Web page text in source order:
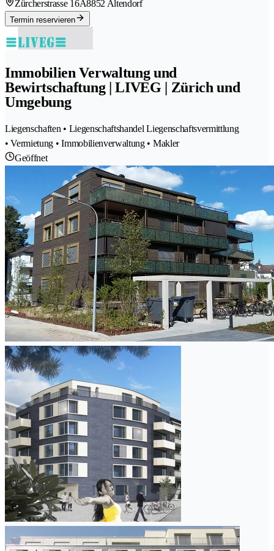
Zürcherstrasse 16A8852 Altendorf
Termin reservieren
Immobilien Verwaltung und
Bewirtschaftung | LIVEG | Zürich und
Umgebung
Liegenschaften • Liegenschaftshandel Liegenschaftsvermittlung
• Vermietung • Immobilienverwaltung • Makler
Geöffnet